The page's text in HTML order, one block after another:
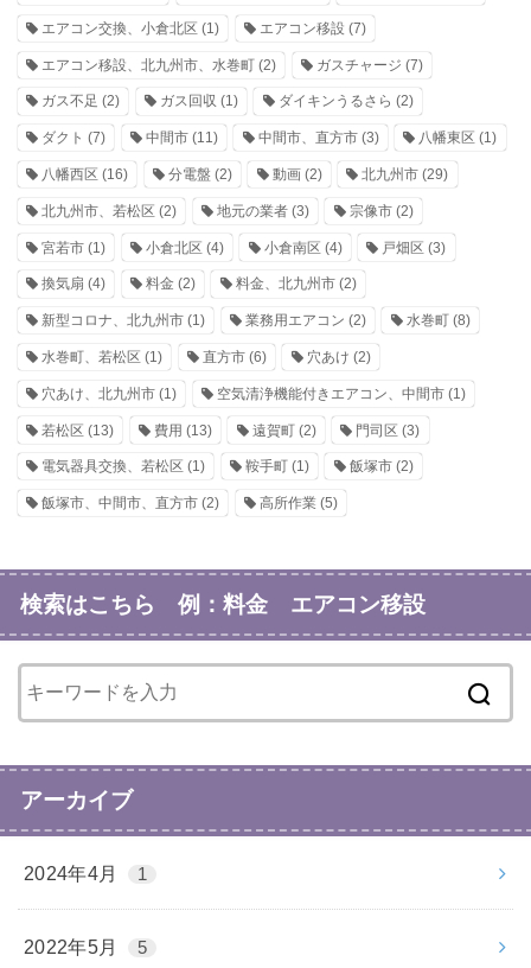
エアコン交換、小倉北区 (1) エアコン移設 (7)
エアコン移設、北九州市、水巻町 (2) ガスチャージ (7)
ガス不足 (2) ガス回収 (1) ダイキンうるさら (2)
ダクト (7) 中間市(11) 中間市、直方市(3) 八幡東区 (1)
八幡西区 (16) 分電盤 (2) 動画(2) 北九州市 (29)
北九州市、若松区 (2) 地元の業者(3) 宗像市(2)
宮若市 (1) 小倉北区 (4) 小倉南区 (4) 戸畑区 (3)
換気扇 (4) 料金 (2) 料金、北九州市(2)
新型コロナ、北九州市 (1) 業務用エアコン (2) 水巻町(8)
水巻町、若松区 (1) 直方市(6) 穴あけ (2)
穴あけ、北九州市 (1) 空気清浄機能付きエアコン、中間市(1)
若松区 (13) 費用 (13) 遠賀町(2) 門司区 (3)
電気器具交換、若松区 (1) 鞍手町(1) 飯塚市(2)
飯塚市、中間市、直方市 (2) 高所作業(5)
検索はこちら 例：料金 エアコン移設
アーカイブ
2024年4月 1
2022年5月 5